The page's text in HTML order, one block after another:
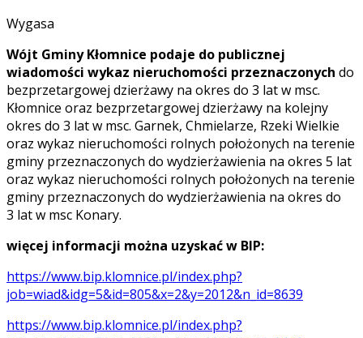
Wygasa
Wójt Gminy Kłomnice podaje do publicznej
wiadomości wykaz nieruchomości przeznaczonych do
bezprzetargowej dzierżawy na okres do 3 lat w msc.
Kłomnice oraz bezprzetargowej dzierżawy na kolejny
okres do 3 lat w msc. Garnek, Chmielarze, Rzeki Wielkie
oraz wykaz nieruchomości rolnych położonych na terenie
gminy przeznaczonych do wydzierżawienia na okres 5 lat
oraz wykaz nieruchomości rolnych położonych na terenie
gminy przeznaczonych do wydzierżawienia na okres do
3 lat w msc Konary.
więcej informacji można uzyskać w BIP:
https://www.bip.klomnice.pl/index.php?
job=wiad&idg=5&id=805&x=2&y=2012&n_id=8639
https://www.bip.klomnice.pl/index.php?